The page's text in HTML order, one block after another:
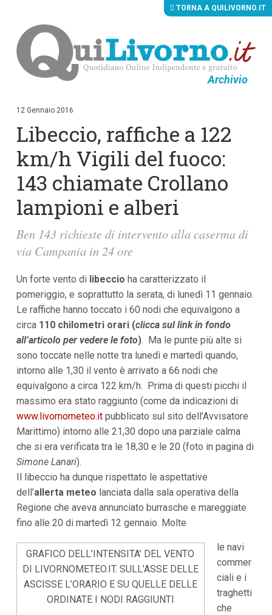
Archivio
i
i
t
e
n
u
p
r
i
i
p
l
i
a
i
a
l
M
n
ù
P
i
n
i
p
l
e
a
TORNA A QUILIVORNO.IT
12 Gennaio 2016
Libeccio, raffiche a 122
km/h Vigili del fuoco:
143 chiamate Crollano
lampioni e alberi
Ben 143 richieste di intervento alla caserma di
via Campania in 24 ore
Un forte vento di libeccio ha caratterizzato il
pomeriggio, e soprattutto la serata, di lunedì 11 gennaio.
Le raffiche hanno toccato i 60 nodi che equivalgono a
circa 110 chilometri orari (clicca sul link in fondo
all’articolo per vedere le foto). Ma le punte più alte si
sono toccate nelle notte tra lunedì e martedì quando,
intorno alle 1,30 il vento è arrivato a 66 nodi che
equivalgono a circa 122 km/h. Prima di questi picchi il
massimo era stato raggiunto (come da indicazioni di
www.livornometeo.itpubblicato sul sito dell’Avvisatore
Marittimo) intorno alle 21,30 dopo una parziale calma
che si era verificata tra le 18,30 e le 20 (foto in pagina di
Simone Lanari).
Il libeccio ha dunque rispettato le aspettative
dell’allerta meteo lanciata dalla sala operativa della
Regione che aveva annunciato burrasche e mareggiate
fino alle 20 di martedì 12 gennaio. Molte
GRAFICO DELL’INTENSITA’ DEL VENTO
DI LIVORNOMETEO.IT. SULL’ASSE DELLE
ASCISSE L’ORARIO E SU QUELLE DELLE
ORDINATE I NODI RAGGIUNTI
le navi
commer
ciali e i
traghetti
che